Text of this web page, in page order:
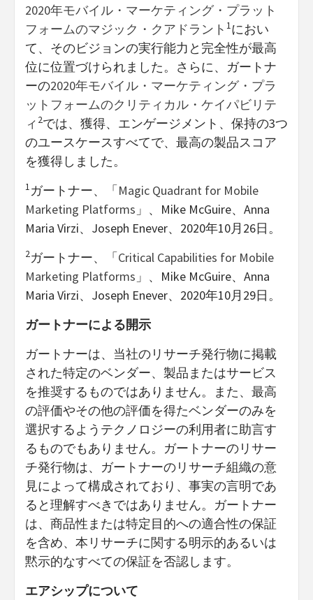
2020年モバイル・マーケティング・プラット
フォームのマジック・クアドラント 1におい
て、そのビジョンの実行能力と完全性が最高
位に位置づけられました。さらに、ガートナ
ーの2020年モバイル・マーケティング・プラ
ットフォームのクリティカル・ケイパビリテ
ィ 2では、獲得、エンゲージメント、保持の3つ
のユースケースすべてで、最高の製品スコア
を獲得しました。
1ガートナー、「Magic Quadrant for Mobile
Marketing Platforms 」、Mike McGuire、Anna
Maria Virzi、Joseph Enever、2020年10月26日。
2ガートナー、「Critical Capabilities for Mobile
Marketing Platforms 」、Mike McGuire、Anna
Maria Virzi、Joseph Enever、2020年10月29日。
ガートナーによる開示
ガートナーは、当社のリサーチ発行物に掲載
された特定のベンダー、製品またはサービス
を推奨するものではありません。また、最高
の評価やその他の評価を得たベンダーのみを
選択するようテクノロジーの利用者に助言す
るものでもありません。ガートナーのリサー
チ発行物は、ガートナーのリサーチ組織の意
見によって構成されており、事実の言明であ
ると理解すべきではありません。ガートナー
は、商品性または特定目的への適合性の保証
を含め、本リサーチに関する明示的あるいは
黙示的なすべての保証を否認します。
エアシップについて